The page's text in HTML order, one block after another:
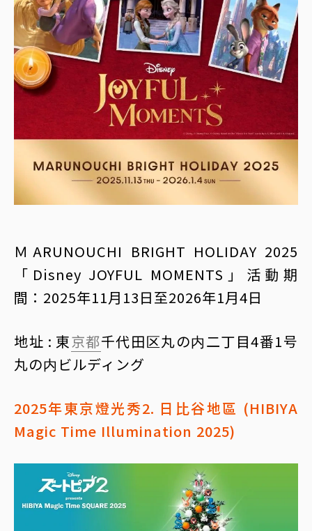
ＭARUNOUCHI BRIGHT HOLIDAY 2025
「Disney JOYFUL MOMENTS」活動期
間：2025年11月13日至2026年1月4日
地址 : 東京都千代田区丸の内二丁目4番1号
丸の内ビルディング
2025年東京燈光秀2. 日比谷地區 (HIBIYA
Magic Time Illumination 2025)